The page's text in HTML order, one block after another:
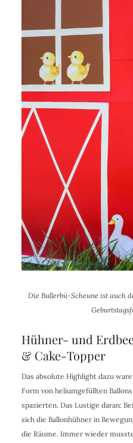
Die Bullerbü-Scheune ist auch
Hühner- und
& Cake-Topper
Das absolute Highlight dazu
Form von heliumgefüllten
spazierten. Das Lustige daran:
sich die Ballonhühner in
die Räume. Immer wieder